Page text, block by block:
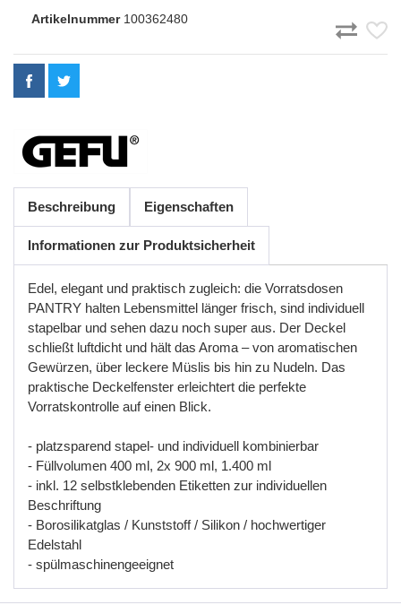
Artikelnummer100362480
Beschreibung Eigenschaften
Informationen zur Produktsicherheit
Edel, elegant und praktisch zugleich: die Vorratsdosen
PANTRY halten Lebensmittel länger frisch, sind individuell
stapelbar und sehen dazu noch super aus. Der Deckel
schließt luftdicht und hält das Aroma – von aromatischen
Gewürzen, über leckere Müslis bis hin zu Nudeln. Das
praktische Deckelfenster erleichtert die perfekte
Vorratskontrolle auf einen Blick.
- platzsparend stapel- und individuell kombinierbar
- Füllvolumen 400 ml, 2x 900 ml, 1.400 ml
- inkl. 12 selbstklebenden Etiketten zur individuellen
Beschriftung
- Borosilikatglas / Kunststoff / Silikon / hochwertiger
Edelstahl
- spülmaschinengeeignet